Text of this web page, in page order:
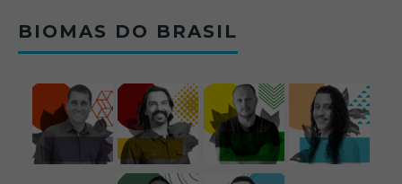
BIOMAS DO BRASIL